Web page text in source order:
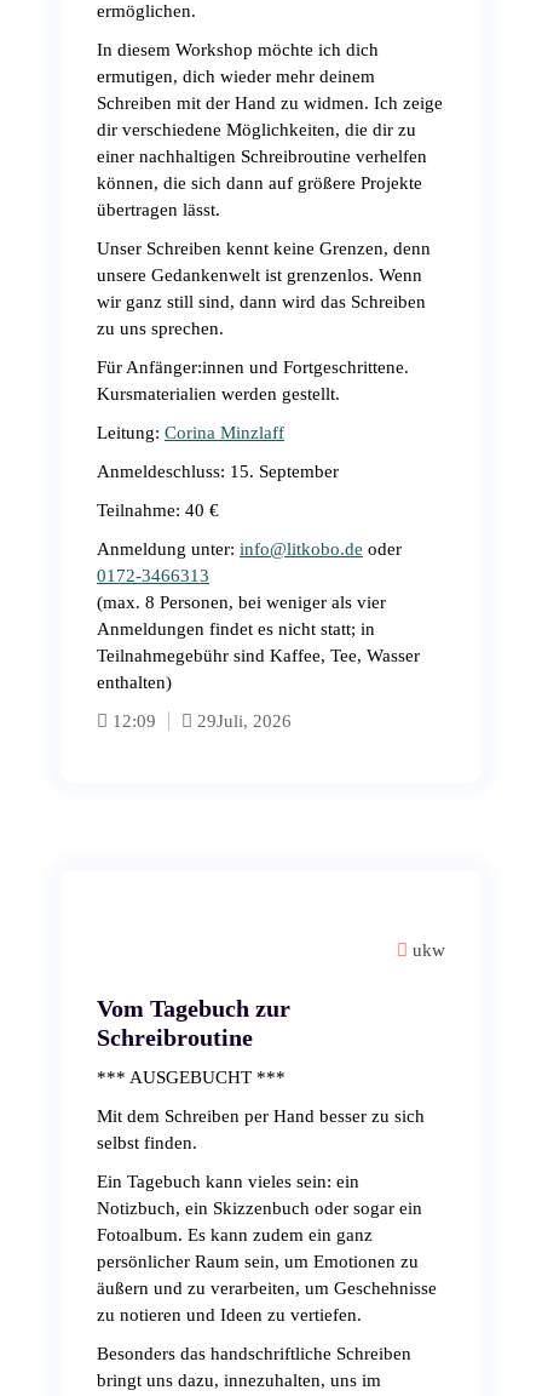
ermöglichen.
In diesem Workshop möchte ich dich
ermutigen, dich wieder mehr deinem
Schreiben mit der Hand zu widmen. Ich zeige
dir verschiedene Möglichkeiten, die dir zu
einer nachhaltigen Schreibroutine verhelfen
können, die sich dann auf größere Projekte
übertragen lässt.
Unser Schreiben kennt keine Grenzen, denn
unsere Gedankenwelt ist grenzenlos. Wenn
wir ganz still sind, dann wird das Schreiben
zu uns sprechen.
Für Anfänger:innen und Fortgeschrittene.
Kursmaterialien werden gestellt.
Leitung: Corina Minzlaff
Anmeldeschluss: 15. September
Teilnahme: 40 €
Anmeldung unter: info@litkobo.de oder
0172-3466313
(max. 8 Personen, bei weniger als vier
Anmeldungen findet es nicht statt; in
Teilnahmegebühr sind Kaffee, Tee, Wasser
enthalten)
12:09
29Juli, 2026
ukw
Vom Tagebuch zur
Schreibroutine
*** AUSGEBUCHT ***
Mit dem Schreiben per Hand besser zu sich
selbst finden.
Ein Tagebuch kann vieles sein: ein
Notizbuch, ein Skizzenbuch oder sogar ein
Fotoalbum. Es kann zudem ein ganz
persönlicher Raum sein, um Emotionen zu
äußern und zu verarbeiten, um Geschehnisse
zu notieren und Ideen zu vertiefen.
Besonders das handschriftliche Schreiben
bringt uns dazu, innezuhalten, uns im